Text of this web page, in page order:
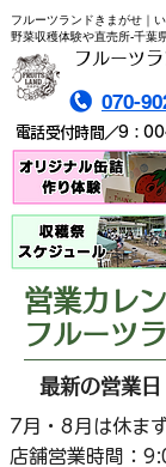
フルーツランドきまがせ｜
野菜収穫体験や直売所-千葉
フルーツ
070-
電話受付時間／9：
営業カレ
フルーツ
最新の営業
7月・8月は休ま
店舗営業時間：